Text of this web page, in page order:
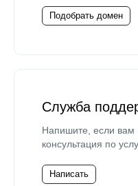
Подобрать домен
Служба
Напишите, если
консультация по
Написать